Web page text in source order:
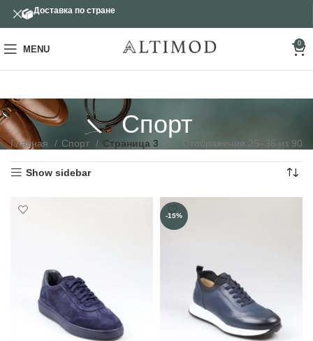
MENU
0
Спорт
Главная Спорт Страница 3 Отображение 25–36 из 90
Show sidebar
-15%
Доставка по стране